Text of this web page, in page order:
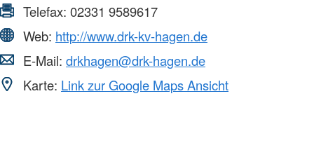
Telefax: 02331 9589617
Web: http://www.drk-kv-hagen.de
E-Mail: drkhagen@drk-hagen.de
Karte: Link zur Google Maps Ansicht